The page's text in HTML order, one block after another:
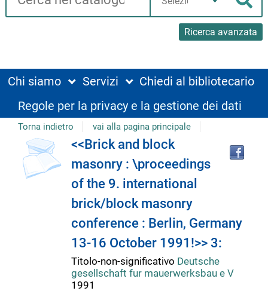
Ricerca avanzata
biblioteca
Chi siamo Servizi
Chiedi al bibliotecario
Regole per la privacy e la gestione dei dati
Torna indietro vai alla pagina principale
Dettaglio
del
documento
copertina
<<Brick and block
masonry : \proceedings
of the 9. international
brick/block masonry
conference : Berlin, Germany
13-16 October 1991!>> 3:
Titolo-non-significativo Deutsche
gesellschaft fur mauerwerksbau e V
1991